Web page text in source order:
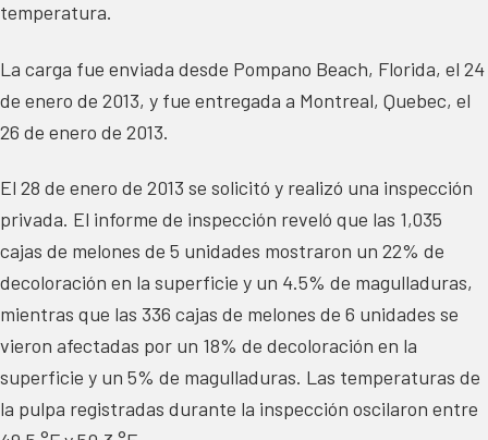
temperatura.
La carga fue enviada desde Pompano Beach, Florida, el 24
de enero de 2013, y fue entregada a Montreal, Quebec, el
26 de enero de 2013.
El 28 de enero de 2013 se solicitó y realizó una inspección
privada. El informe de inspección reveló que las 1,035
cajas de melones de 5 unidades mostraron un 22% de
decoloración en la superficie y un 4.5% de magulladuras,
mientras que las 336 cajas de melones de 6 unidades se
vieron afectadas por un 18% de decoloración en la
superficie y un 5% de magulladuras. Las temperaturas de
la pulpa registradas durante la inspección oscilaron entre